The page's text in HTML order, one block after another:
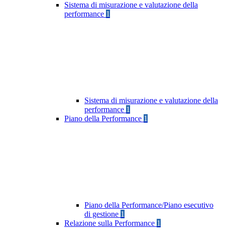
Sistema di misurazione e valutazione della
performance 1
Sistema di misurazione e valutazione della
performance 1
Piano della Performance 1
Piano della Performance/Piano esecutivo
di gestione 1
Relazione sulla Performance 1